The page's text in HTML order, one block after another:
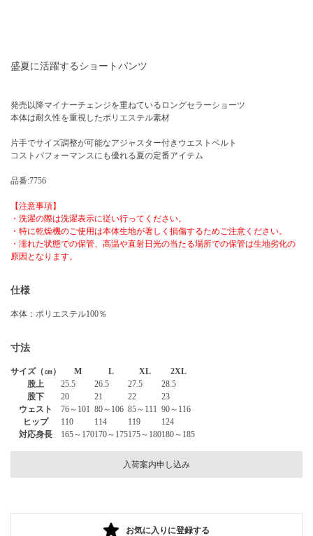
入荷案内申し込み
盛夏に活躍するショートパンツ
発売以降マイナーチェンジを重ねているロングセラーショーツ
本体は耐久性を重視したポリエステル素材
片手でサイズ調整が可能なアジャスター付きウエストベルト
コストパフォーマンスにも優れる夏の定番アイテム
品番:7756
【注意事項】
・洗濯の際は洗濯表示に従い行ってください。
・特に乾燥機のご使用は本体生地が著しく損傷するためご注意ください。
・濡れた状態での保管、高温や直射日光の当たる場所での保管は生地劣化の
原因となります。
仕様
本体：ポリエステル100％
寸法
サイズ（㎝） M L XL
2XL
股上
25.5 26.5 27.5
28.5
股下
20 21 22
23
ウェスト
76～101 80～106 85～111 90～116
ヒップ
110 114 119
124
対応身長
165～170170～175175～180180～185
お気に入りに登録する